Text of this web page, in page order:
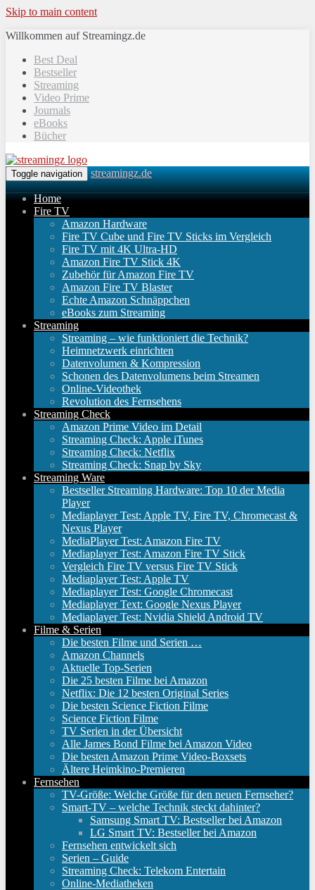
Skip to main content
Willkommen auf Streamingz.de
Best Deal
Bestseller
Streaming
Video Prime
Journals
eBooks
Bücher
Toggle navigation streamingz.de
Home
Fire TV
Amazon Hardware
Fire TV Cube und Fire TV Sticks im Vergleich
Fire TV mit 4K Ultra-HD
Amazon Fire TV Stick 4K
Zubehör für Amazon Fire TV
Amazon Fire TV Blaster
Echte Amazon Schnäppchen
eBooks zum Streaming
Streaming
Streaming – wie funktioniert die Technik?
Heimnetzwerk einrichten
Datenvolumen & Kompression
Schonen des Datenvolumens beim Streamen
Online-Videothek
Revolution des Fernsehens
Streaming Check
Amazon Prime Video im Detail
Streaming Check: Apple iTunes
Streaming Check: Netflix
Streaming Check: Snap by Sky
Streaming Ware
Bestseller Streaming Hardware: Top 10 der Media
Player
Mediaplayer Test: Apple TV, Fire TV, Chromecast &
Nexus Player
MediaPlayer Test: Amazon Fire TV
Mediaplayer Test: Amazon Fire TV Stick
Vergleich Fire TV versus Fire TV Stick
Mediaplayer Test: Apple TV
Mediaplayer Test: Google Chromecast
Mediaplayer Text: Google Nexus Player
Mediaplayer Test: Nvidia Shield Android TV
Filme & Serien
Die besten Filme und Serien …
Amazon Channels
Aktuelle Top-Serien
Die 25 besten Filme bei Amazon
Netflix: Die 12 besten Original Series
Die besten Science Fiction Filme
Science Fiction Filme
TV Serien in der Übersicht
Alle James Bond Filme bei Amazon Video
Die besten Amazon Prime Video-Boxsets
Ältere Heimkino-Premieren
Fernsehen
TV-Größe: Welche Größe für den neuen Fernseher?
Smart-TV – welche Technik steckt dahinter?
Samsung Smart TV: Bestseller bei Amazon
LG Smart TV: Bestseller bei Amazon
Fernsehen entwickelt sich
Serien – Guide
Streaming Check: Telekom Entertain
Online-Mediatheken